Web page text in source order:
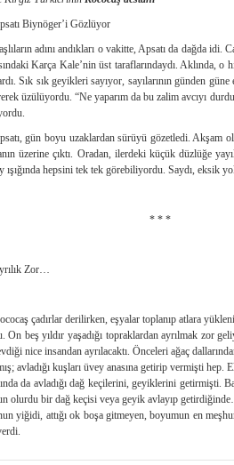
Biynöger’i Gözlüyor
adını andıkları o vakitte, Apsatı da dağda idi.
Karça Kale’nin üst taraflarındaydı. Aklında, o
Sık sık geyikleri sayıyor, sayılarının günden
üzülüyordu. “Ne yaparım da bu zalim avcıyı
gün boyu uzaklardan sürüyü gözetledi. Akşam
üzerine çıktı. Oradan, ilerdeki küçük düzlüğe
ışığında hepsini tek tek görebiliyordu. Saydı, eksik
* * *
Zor…
çadırlar derilirken, eşyalar toplanıp atlara
On beş yıldır yaşadığı topraklardan ayrılmak zor
nice insandan ayrılacaktı. Önceleri ağaç
avladığı kuşları üvey anasına getirip vermişti hep.
da avladığı dağ keçilerini, geyiklerini getirmişti.
olurdu bir dağ keçisi veya geyik avlayıp
yiğidi, attığı ok boşa gitmeyen, boyumun en